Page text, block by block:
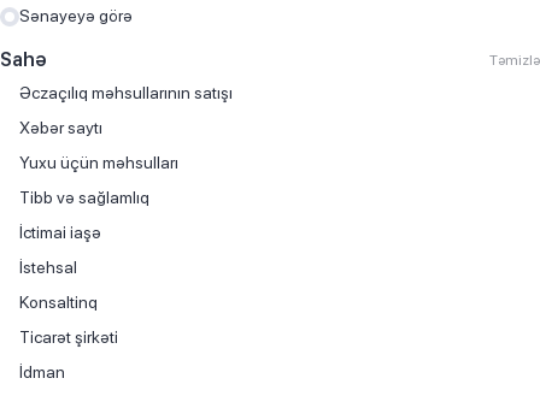
Sənayeyə görə
Sahə Təmizlə
Əczaçılıq məhsullarının satışı
Хəbər saytı
Yuxu üçün məhsulları
Tibb və sağlamlıq
İctimai iaşə
İstehsal
Konsaltinq
Ticarət şirkəti
İdman